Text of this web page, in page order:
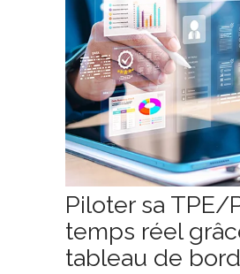
Piloter sa TPE/
temps réel
tableau de bord